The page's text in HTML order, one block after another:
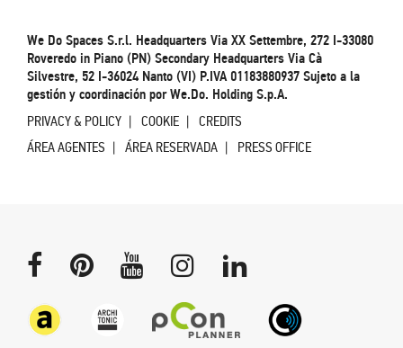
We Do Spaces S.r.l. Headquarters Via XX Settembre, 272 I-33080
Roveredo in Piano (PN) Secondary Headquarters Via Cà
Silvestre, 52 I-36024 Nanto (VI) P.IVA 01183880937 Sujeto a la
gestión y coordinación por We.Do. Holding S.p.A.
PRIVACY & POLICY COOKIE
CREDITS
ÁREA AGENTES
ÁREA RESERVADA PRESS OFFICE